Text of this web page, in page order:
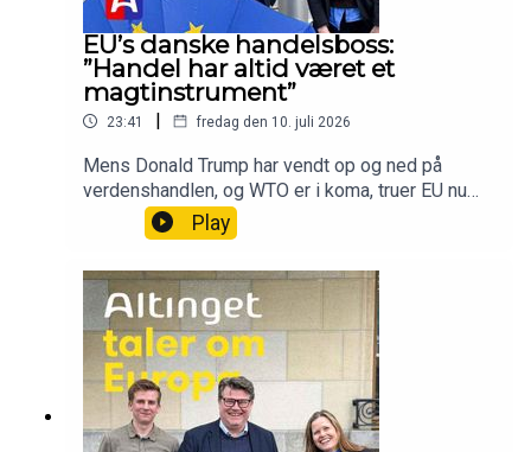
EU’s danske handelsboss:
”Handel har altid været et
magtinstrument”
23:41 | fredag den 10. juli 2026
Mens Donald Trump har vendt op og ned på
verdenshandlen, og WTO er i koma, truer EU nu
selv med at smække toldmure op for Kina. Hvad
foregår der? Ditte Juul Jørgensen er EU-
handel, og hun svarer på spørgsmålene i denne
live-udgave af Altinget taler om Europa optaget
på årets folkemøde.Vært og tilrettelægger: Rikke
Albrechtsen, Altingets EU-redaktørGæst: Ditte
Juul Jørgensen: generaldirektør for handel i EU-
KommissionenProducer: Camille Marie Guerry:
podcastassistent
Play